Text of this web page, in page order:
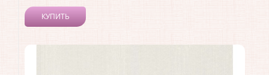
КУПИТЬ
Коллекция:Cador